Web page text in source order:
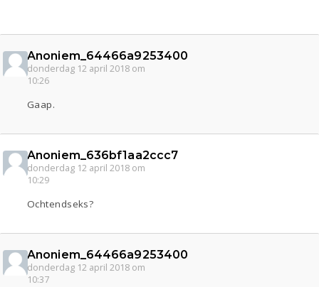
Anoniem_64466a9253400
donderdag 12 april 2018 om
10:26
Gaap.
Anoniem_636bf1aa2ccc7
donderdag 12 april 2018 om
10:29
Ochtendseks?
Anoniem_64466a9253400
donderdag 12 april 2018 om
10:37